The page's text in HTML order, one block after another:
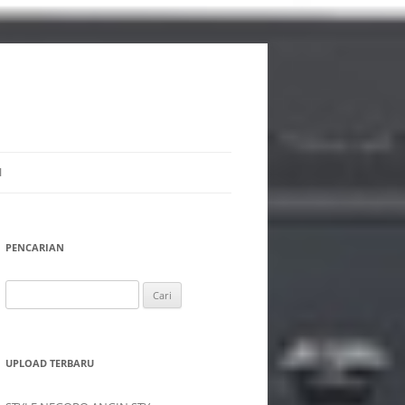
PENCARIAN
untuk:
UPLOAD TERBARU